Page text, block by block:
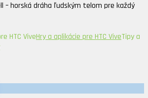
– horská dráha ľudským telom pre každý
HTC ViveHry a aplikácie pre HTC ViveTipy a